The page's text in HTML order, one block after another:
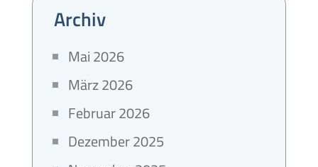
Archiv
Mai 2026
März 2026
Februar 2026
Dezember 2025